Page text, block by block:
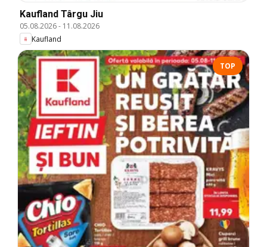
Kaufland Târgu Jiu
05.08.2026- 11.08.2026
Kaufland
TOP